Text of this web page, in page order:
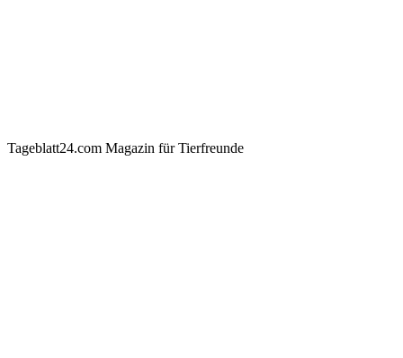
Tageblatt24.com Magazin für Tierfreunde